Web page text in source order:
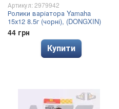
Артикул: 2979942
Ролики варіатора Yamaha
15х12 8.5г (чорні), (DONGXIN)
44 грн
Купити